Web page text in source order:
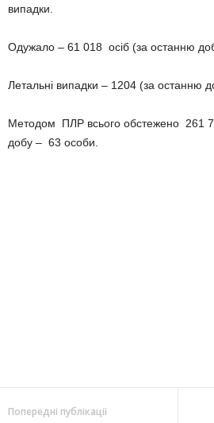
випадки.
Одужало – 61 018 осіб (за останню
Летальні випадки – 1204 (за останню
Методом ПЛР всього обстежено 261
добу – 63 особи.
Попередні публікації